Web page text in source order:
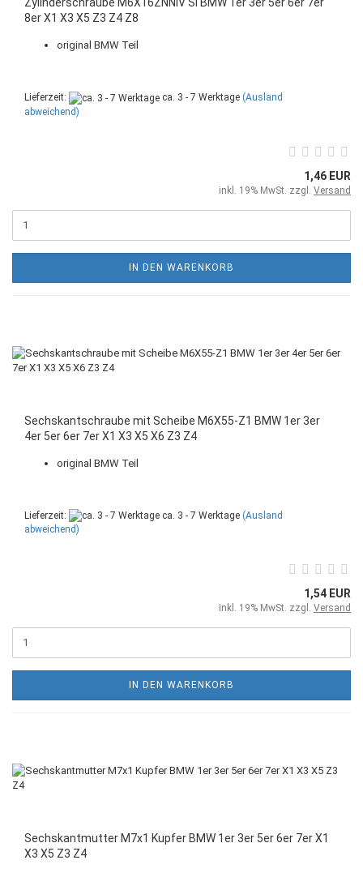
Zylinderschraube M6X16ZNNIV SI BMW 1er 3er 5er 6er 7er
8er X1 X3 X5 Z3 Z4 Z8
original BMW Teil
Lieferzeit: ca. 3 - 7 Werktage (Ausland
abweichend)
1,46 EUR
inkl. 19% MwSt. zzgl. Versand
IN DEN WARENKORB
Sechskantschraube mit Scheibe M6X55-Z1 BMW 1er 3er
4er 5er 6er 7er X1 X3 X5 X6 Z3 Z4
original BMW Teil
Lieferzeit: ca. 3 - 7 Werktage (Ausland
abweichend)
1,54 EUR
inkl. 19% MwSt. zzgl. Versand
IN DEN WARENKORB
Sechskantmutter M7x1 Kupfer BMW 1er 3er 5er 6er 7er X1
X3 X5 Z3 Z4